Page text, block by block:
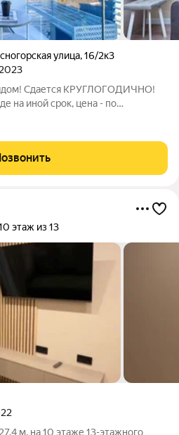
улица,16/2к3
Сдается КРУГЛОГОДИЧНО!
на иной срок, цена - по
класса Кислород удобно
стороны на море,
этаж из 13
м, на 10 этаже 13-этажного